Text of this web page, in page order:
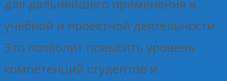
для дальнейшего применения в
учебной и проектной деятельности.
Это позволит повысить уровень
компетенций студентов и